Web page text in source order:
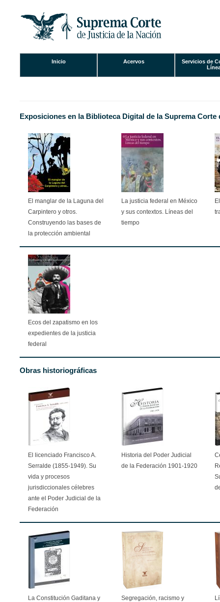
Inicio Acervos
Servicios de
Se encuentra usted aquí
Exposiciones en la Biblioteca Digital de la Suprema Corte
El manglar de la Laguna del
Carpintero y otros.
Construyendo las bases de
la protección ambiental
La justicia federal en México
y sus contextos. Líneas del
tiempo
Ecos del zapatismo en los
expedientes de la justicia
federal
Obras historiográficas
El licenciado Francisco A.
Serralde (1855-1949). Su
vida y procesos
jurisdiccionales célebres
ante el Poder Judicial de la
Federación
Historia del Poder Judicial
de la Federación 1901-1920
La Constitución Gaditana y
Segregación, racismo y